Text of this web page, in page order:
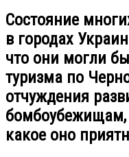
Состояние
в городах
что они могли
туризма по
отчуждения
бомбоубежищам,
какое оно